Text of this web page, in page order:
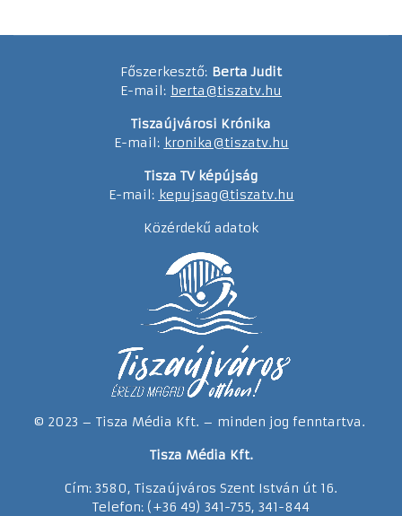
Főszerkesztő: Berta Judit
E-mail: berta@tiszatv.hu
Tiszaújvárosi Krónika
E-mail: kronika@tiszatv.hu
Tisza TV képújság
E-mail: kepujsag@tiszatv.hu
Közérdekű adatok
© 2023 – Tisza Média Kft. – minden jog fenntartva.
Tisza Média Kft.
Cím: 3580, Tiszaújváros Szent István út 16.
Telefon: (+36 49) 341-755, 341-844